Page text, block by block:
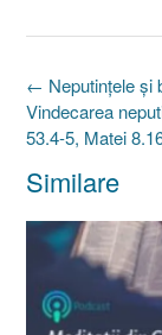
Post
navigation
← Neputinţele şi
Vindecarea
53.4-5, Matei
Similare